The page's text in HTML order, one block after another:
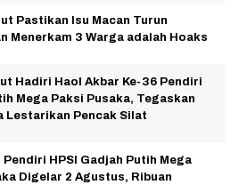
Pastikan Isu Macan Turun
Menerkam 3 Warga adalah Hoaks
Hadiri Haol Akbar Ke-36 Pendiri
Mega Paksi Pusaka, Tegaskan
Lestarikan Pencak Silat
Pendiri HPSI Gadjah Putih Mega
Digelar 2 Agustus, Ribuan